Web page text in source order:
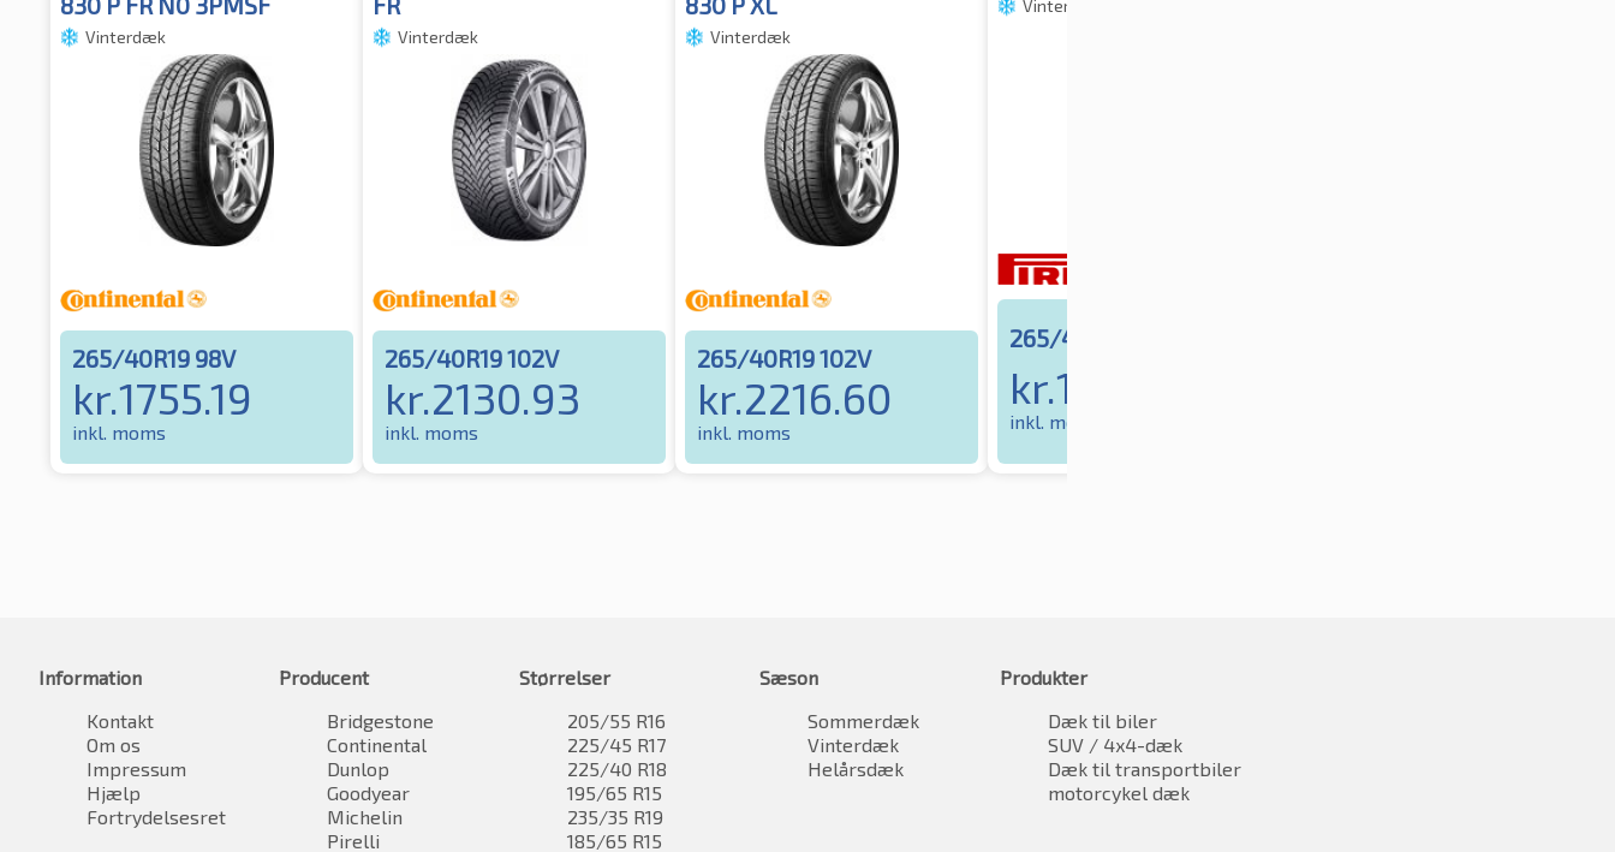
Vinterdæk
265/40R19 98V
kr.1755.19
inkl. moms
Vinterdæk
265/40R19 102V
kr.2130.93
inkl. moms
Vinterdæk
265/40R19 102V
kr.2216.60
inkl. moms
Vinterdæk
265/40R19 98V
kr.1953.88
inkl. moms
Information
Kontakt
Om os
Impressum
Hjælp
Fortrydelsesret
Producent
Bridgestone
Continental
Dunlop
Goodyear
Michelin
Pirelli
Størrelser
205/55 R16
225/45 R17
225/40 R18
195/65 R15
235/35 R19
185/65 R15
Sæson
Sommerdæk
Vinterdæk
Helårsdæk
Produkter
Dæk til biler
SUV / 4x4-dæk
Dæk til transportbiler
motorcykel dæk